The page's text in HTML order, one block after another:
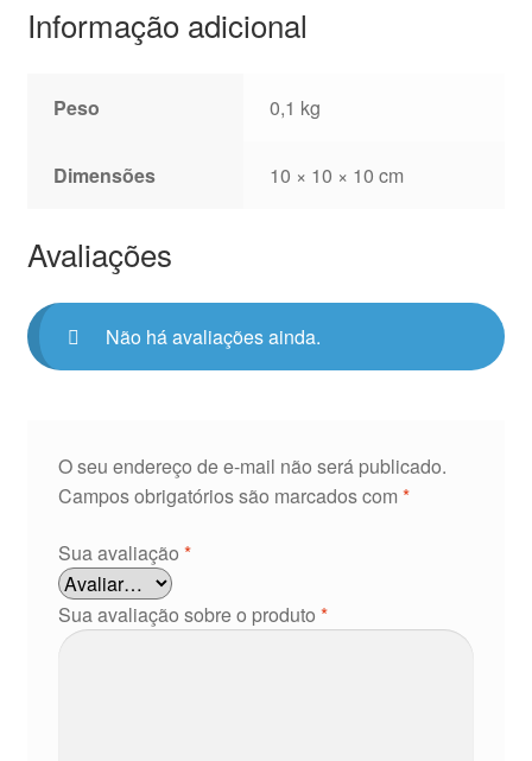
Informação adicional
Peso 0,1 kg
Dimensões 10 × 10 × 10 cm
Avaliações
Não há avaliações ainda.
O seu endereço de e-mail não será publicado.
Campos obrigatórios são marcados com *
Sua avaliação *
Sua avaliação sobre o produto *